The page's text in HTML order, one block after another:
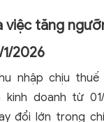
việc tăng
2026
nhập chịu
kinh doanh từ
đổi lớn trong